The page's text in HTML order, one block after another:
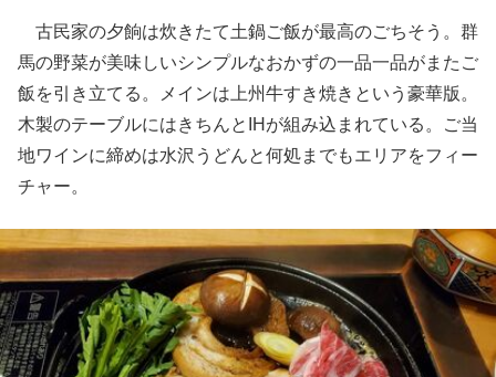
古民家の夕餉は炊きたて土鍋ご飯が最高のごちそう。群
馬の野菜が美味しいシンプルなおかずの一品一品がまたご
飯を引き立てる。メインは上州牛すき焼きという豪華版。
木製のテーブルにはきちんとIHが組み込まれている。ご当
地ワインに締めは水沢うどんと何処までもエリアをフィー
チャー。